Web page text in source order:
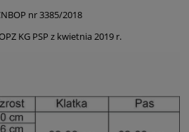
nr 3385/2018
KG PSP z kwietnia 2019 r.